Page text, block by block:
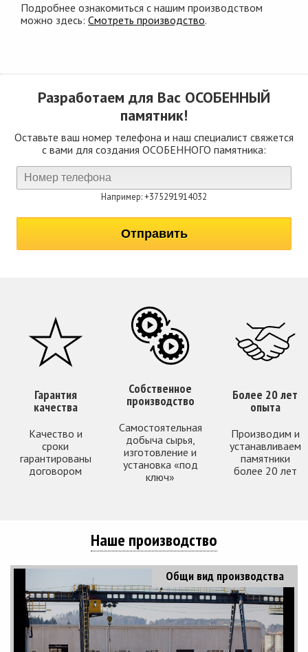
Подробнее ознакомиться с нашим производством
можно здесь: Смотреть производство.
Разработаем для Вас ОСОБЕННЫЙ
памятник!
Оставьте ваш номер телефона и наш специалист свяжется
с вами для создания ОСОБЕННОГО памятника:
Например: +375291914032
Гарантия
качества
Качество и
сроки
гарантированы
договором
Собственное
производство
Самостоятельная
добыча сырья,
изготовление и
установка «под
ключ»
Более 20 лет
опыта
Производим и
устанавливаем
памятники
более 20 лет
Наше производство
Общи вид производства